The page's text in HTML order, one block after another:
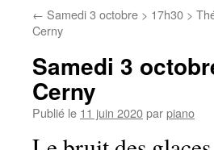
← Samedi 3 octobre > 17h30 >
Cerny
Samedi 3
Cerny
Publié le 11 juin 2020parpiano